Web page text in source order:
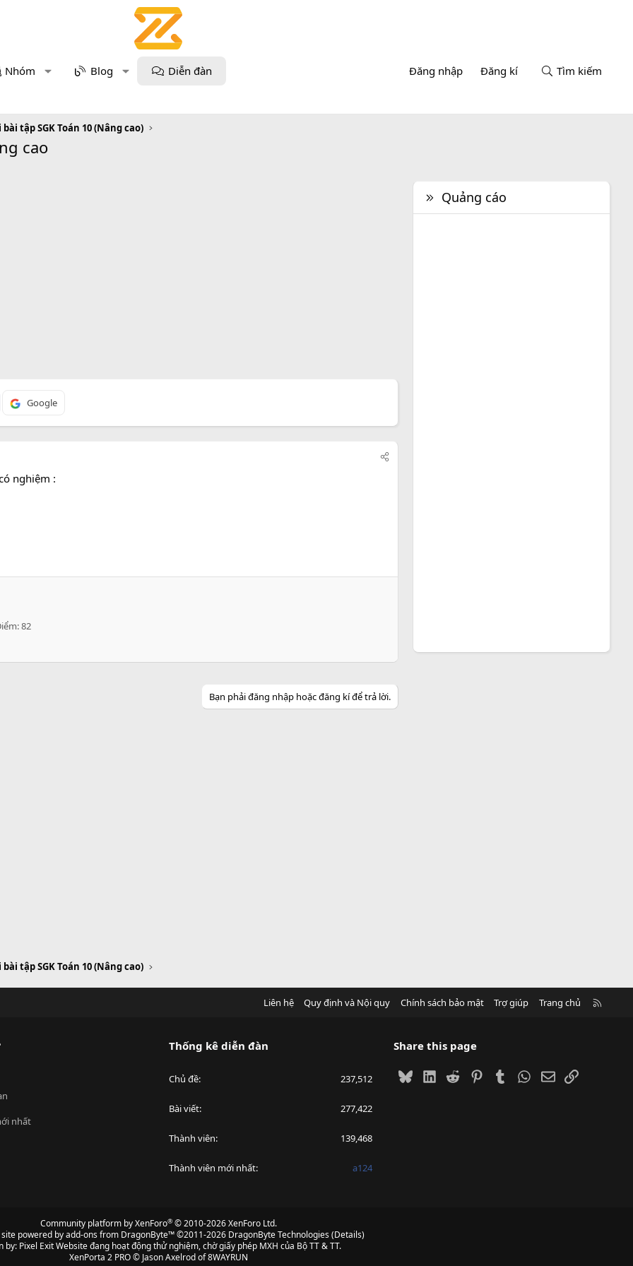
Nhóm Blog Diễn đàn Đăng nhập Đăng kí Tìm kiếm
bài tập SGK Toán 10 (Nâng cao)
cao
Google
nghiệm :
82
Bạn phải đăng nhập hoặc đăng kí để trả lời.
Quảng cáo
bài tập SGK Toán 10 (Nâng cao)
Liên hệ Quy định và Nội quy Chính sách bảo mật Trợ giúp Trang chủ
nhất
Thống kê diễn đàn
Chủ đề 237,512
Bài viết 277,422
Thành viên 139,468
Thành viên mới nhất a124
Share this page
BlueskyLinkedIn
Reddit PinterestTumblrWhatsApp
EmailLink
Community platform by XenForo® © 2010-2026 XenForo Ltd.
powered byadd-ons from DragonByte™©2011-2026 DragonByte Technologies(Details)
by: Pixel ExitWebsite đang hoạt động thử nghiệm, chờ giấy phép MXH của Bộ TT & TT.
XenPorta 2 PRO© Jason Axelrod of8WAYRUN